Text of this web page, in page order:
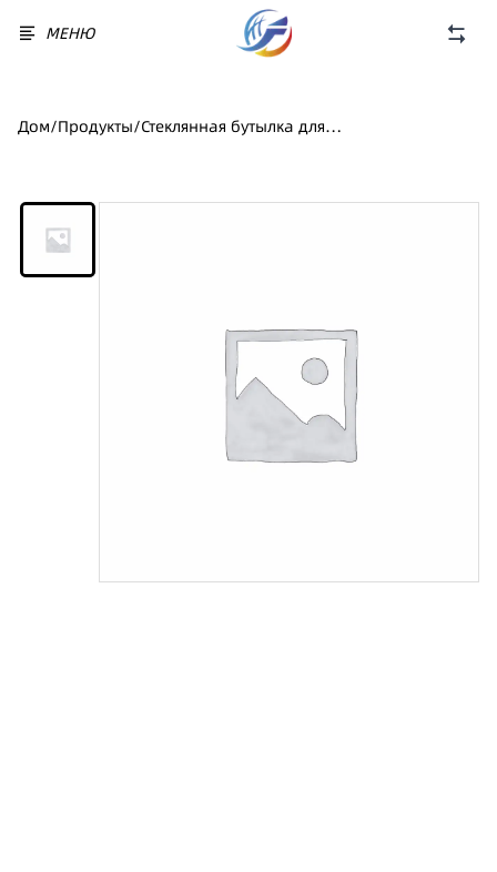
МЕНЮ
Дом/Продукты/Стеклянная бутылка для